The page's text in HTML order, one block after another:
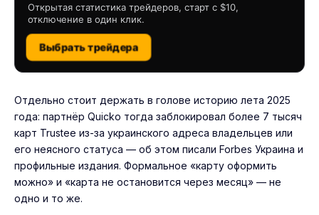
Открытая статистика трейдеров, старт с $10,
отключение в один клик.
Выбрать трейдера
Отдельно стоит держать в голове историю лета 2025
года: партнёр Quicko тогда заблокировал более 7 тысяч
карт Trustee из-за украинского адреса владельцев или
его неясного статуса — об этом писали Forbes Украина и
профильные издания. Формальное «карту оформить
можно» и «карта не остановится через месяц» — не
одно и то же.